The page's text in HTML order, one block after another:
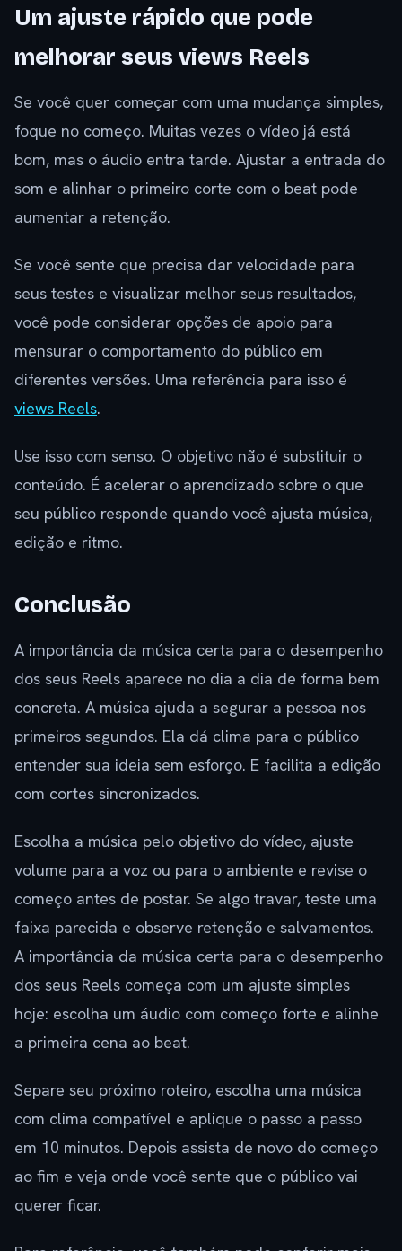
Um ajuste rápido que pode
melhorar seus views Reels
Se você quer começar com uma mudança simples,
foque no começo. Muitas vezes o vídeo já está
bom, mas o áudio entra tarde. Ajustar a entrada do
som e alinhar o primeiro corte com o beat pode
aumentar a retenção.
Se você sente que precisa dar velocidade para
seus testes e visualizar melhor seus resultados,
você pode considerar opções de apoio para
mensurar o comportamento do público em
diferentes versões. Uma referência para isso é
views Reels.
Use isso com senso. O objetivo não é substituir o
conteúdo. É acelerar o aprendizado sobre o que
seu público responde quando você ajusta música,
edição e ritmo.
Conclusão
A importância da música certa para o desempenho
dos seus Reels aparece no dia a dia de forma bem
concreta. A música ajuda a segurar a pessoa nos
primeiros segundos. Ela dá clima para o público
entender sua ideia sem esforço. E facilita a edição
com cortes sincronizados.
Escolha a música pelo objetivo do vídeo, ajuste
volume para a voz ou para o ambiente e revise o
começo antes de postar. Se algo travar, teste uma
faixa parecida e observe retenção e salvamentos.
A importância da música certa para o desempenho
dos seus Reels começa com um ajuste simples
hoje: escolha um áudio com começo forte e alinhe
a primeira cena ao beat.
Separe seu próximo roteiro, escolha uma música
com clima compatível e aplique o passo a passo
em 10 minutos. Depois assista de novo do começo
ao fim e veja onde você sente que o público vai
querer ficar.